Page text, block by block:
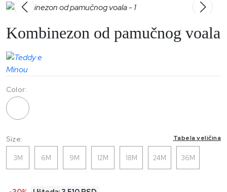
Kombinezon od pamučnog voala
Size: Tabela veličina
3M 6M 9M 12M 18M 24M 36M
Color: